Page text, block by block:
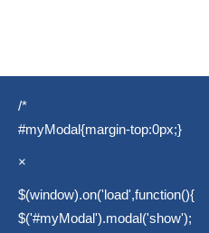
/*
#myModal{margin-top:0px;}
×
$(window).on('load',function(){
$('#myModal').modal('show');